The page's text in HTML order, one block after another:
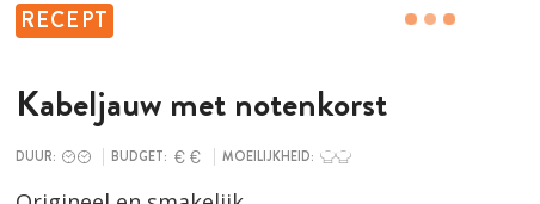
RECEPT
Kabeljauw met notenkorst
DUUR: BUDGET: MOEILIJKHEID: